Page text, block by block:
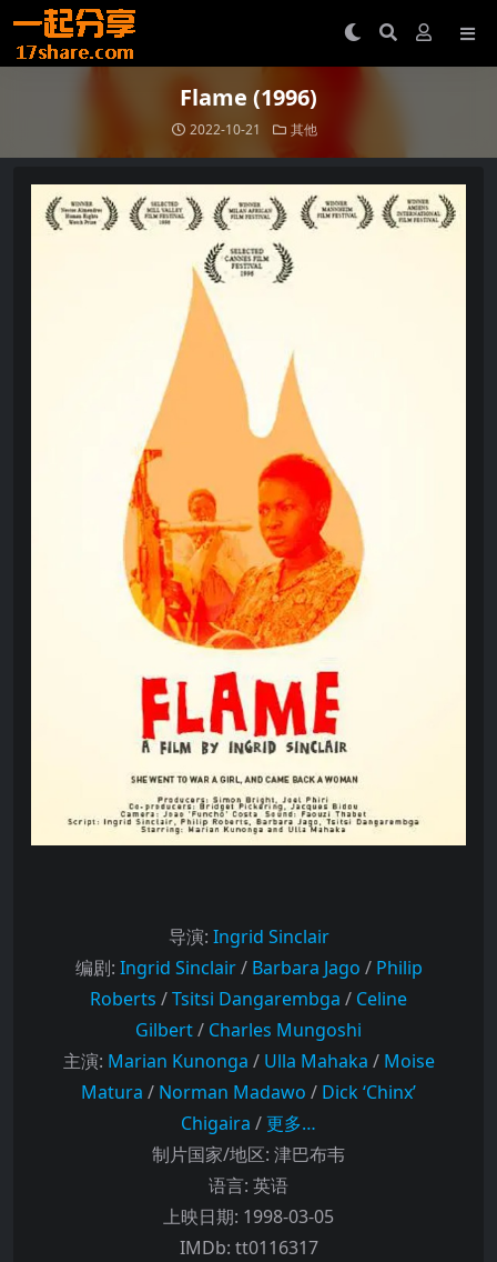
Flame (1996)
2022-10-21 其他
导演: Ingrid Sinclair
编剧: Ingrid Sinclair/ Barbara Jago / Philip
Roberts /Tsitsi Dangarembga / Celine
Gilbert/ Charles Mungoshi
主演: Marian Kunonga / Ulla Mahaka / Moise
Matura / Norman Madawo / Dick ‘Chinx’
Chigaira /更多…
制片国家/地区: 津巴布韦
语言: 英语
上映日期: 1998-03-05
IMDb: tt0116317